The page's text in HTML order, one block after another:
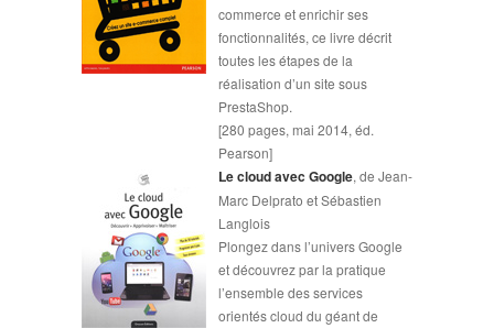
commerce et enrichir ses
fonctionnalités, ce livre décrit
toutes les étapes de la
réalisation d’un site sous
PrestaShop.
[280 pages, mai 2014, éd.
Pearson]
Le cloud avec Google, de Jean-
Marc Delprato et Sébastien
Langlois
Plongez dans l’univers Google
et découvrez par la pratique
l’ensemble des services
orientés cloud du géant de